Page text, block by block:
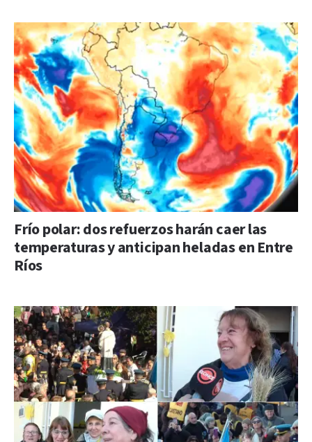
Frío polar: dos refuerzos harán caer las
temperaturas y anticipan heladas en Entre
Ríos